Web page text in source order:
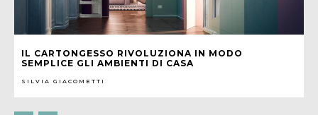
IL CARTONGESSO RIVOLUZIONA IN MODO
SEMPLICE GLI AMBIENTI DI CASA
SILVIA GIACOMETTI